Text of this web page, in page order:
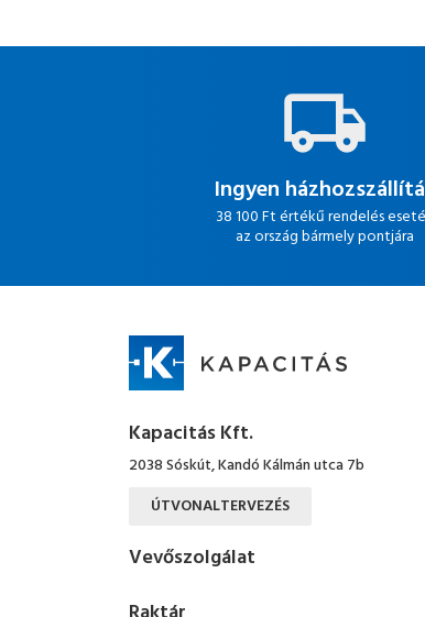
Ingyen
38 100 Ft értékű rendelés
az ország bármely pontjára
Kapacitás Kft.
2038 Sóskút, Kandó Kálmán utca 7b
ÚTVONALTERVEZÉS
Vevőszolgálat